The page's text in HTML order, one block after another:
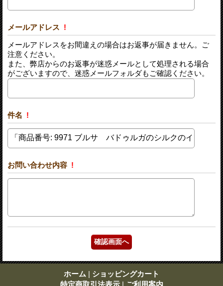
メールアドレス !
メールアドレスをお間違えの場合はお返事が届きません。ご
注意ください。
また、弊店からのお返事が迷惑メールとして処理される場合
がございますので、迷惑メールフォルダもご確認ください。
件名 !
お問い合わせ内容 !
ホーム | ショッピングカート
特定商取引法表示 | ご利用案内